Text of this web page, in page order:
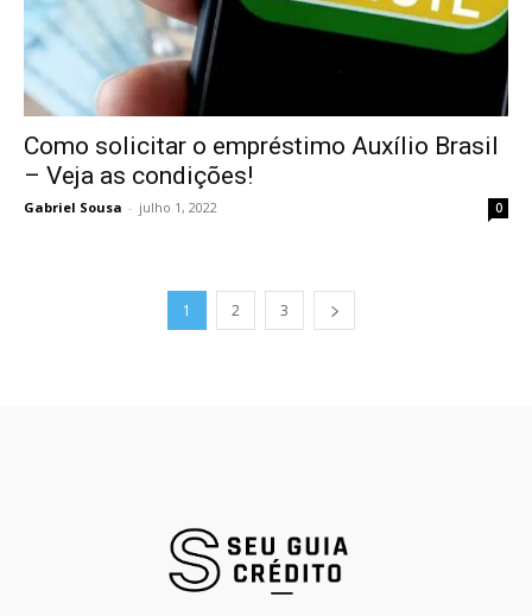
Como solicitar o empréstimo Auxílio Brasil
– Veja as condições!
Gabriel Sousa - julho 1, 2022 0
1 2 3